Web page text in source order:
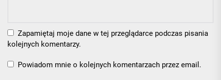
Zapamiętaj moje dane w tej przeglądarce podczas pisania
kolejnych komentarzy.
Powiadom mnie o kolejnych komentarzach przez email.